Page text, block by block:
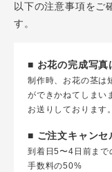
以下の注意事項をご
す。
■ お花の完成写真
制作時、お花の茎は
ができかねてしまい
お送りしております。
■ ご注文キャンセ
到着日5〜4日前まで
手数料の50%